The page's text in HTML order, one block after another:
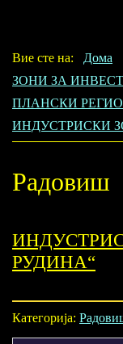
Вие сте на: Дома
ЗОНИ ЗА
ПЛАНСКИ
ИНДУСТРИСКИ
Радовиш
РУДИНА“
Категорија: